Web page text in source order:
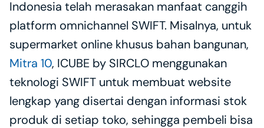
Indonesia telah merasakan manfaat canggih
platform omnichannel SWIFT. Misalnya, untuk
Mitra 10, ICUBE by SIRCLO menggunakan
teknologi SWIFT untuk membuat website
lengkap yang disertai dengan informasi stok
produk di setiap toko, sehingga pembeli bisa